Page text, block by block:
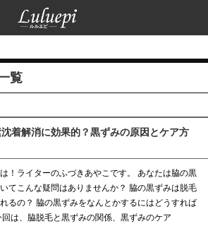
覧
着解消に効果的？黒ずみの原因とケア方
！ライターのふづきあやこです。 あなたは脇の黒
てこんな疑問はありませんか？ 脇の黒ずみは脱毛
るの？ 脇の黒ずみをなんとかするにはどうすれば
回は、脇脱毛と黒ずみの関係、黒ずみのケア